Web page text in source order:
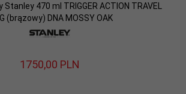
470 ml TRIGGER ACTION TRAVEL
(brązowy) DNA MOSSY OAK
1750,00 PLN